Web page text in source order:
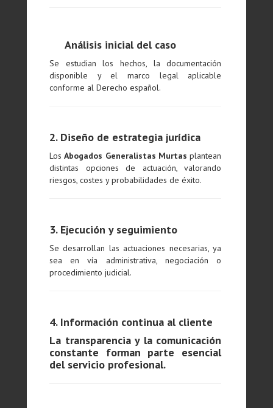
Análisis inicial del caso
Se estudian los hechos, la documentación
disponible y el marco legal aplicable
conforme al Derecho español.
2. Diseño de estrategia jurídica
LosAbogados Generalistas Murtas plantean
distintas opciones de actuación, valorando
riesgos, costes y probabilidades de éxito.
3. Ejecución y seguimiento
Se desarrollan las actuaciones necesarias, ya
sea en vía administrativa, negociación o
procedimiento judicial.
4. Información continua al cliente
La transparencia y la comunicación
constante forman parte esencial
del servicio profesional.